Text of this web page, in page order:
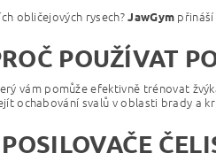
obličejových rysech?JawGym
POUŽÍVAT
vám pomůže efektivně trénovat
ochabování svalů v oblasti brady a